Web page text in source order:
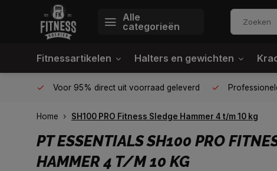
Alle
categorieën
Fitnessartikelen Halters en gewichten
Voor 95% direct uit voorraad geleverd
Home SH100 PRO Fitness Sledge Hammer 4 t/m 10 kg
PT ESSENTIALSSH100 PRO
HAMMER 4 T/M 10 KG